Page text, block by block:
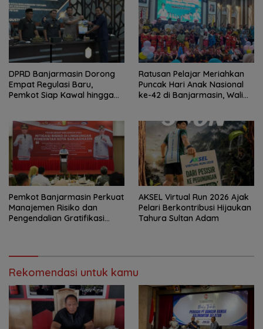
DPRD Banjarmasin Dorong
Empat Regulasi Baru,
Pemkot Siap Kawal hingga
Ratusan Pelajar Meriahkan
Puncak Hari Anak Nasional
ke-42 di Banjarmasin, Wali
Pemkot Banjarmasin Perkuat
Manajemen Risiko dan
Pengendalian Gratifikasi
AKSEL Virtual Run 2026 Ajak
Pelari Berkontribusi Hijaukan
Tahura Sultan Adam
Rekomendasi untuk kamu